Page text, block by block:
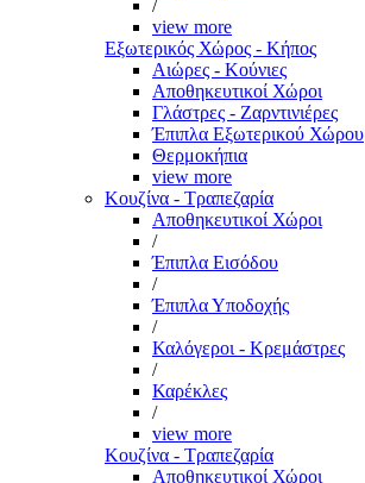
/
view more
Εξωτερικός Χώρος - Κήπος
Αιώρες - Κούνιες
Αποθηκευτικοί Χώροι
Γλάστρες - Ζαρντινιέρες
Έπιπλα Εξωτερικού Χώρου
Θερμοκήπια
view more
Κουζίνα - Τραπεζαρία
Αποθηκευτικοί Χώροι
/
Έπιπλα Εισόδου
/
Έπιπλα Υποδοχής
/
Καλόγεροι - Κρεμάστρες
/
Καρέκλες
/
view more
Κουζίνα - Τραπεζαρία
Αποθηκευτικοί Χώροι